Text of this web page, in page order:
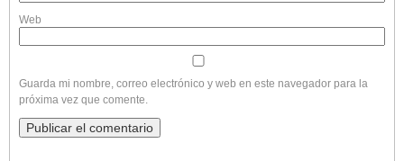
Web
Guarda mi nombre, correo electrónico y web en este navegador para la
próxima vez que comente.